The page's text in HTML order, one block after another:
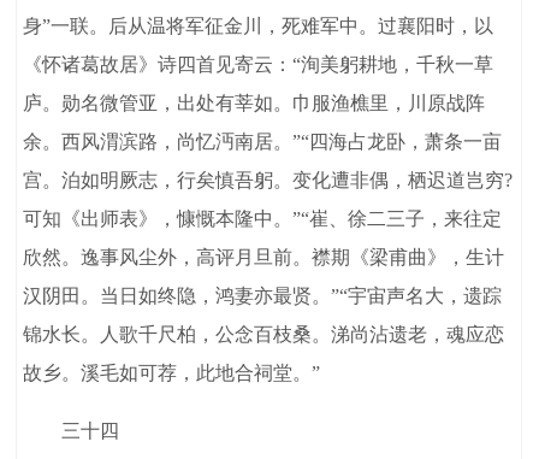
身”一联。后从温将军征金川，死难军中。过襄阳时，以
《怀诸葛故居》诗四首见寄云：“洵美躬耕地，千秋一草
庐。勋名微管亚，出处有莘如。巾服渔樵里，川原战阵
余。西风渭滨路，尚忆沔南居。”“四海占龙卧，萧条一亩
宫。泊如明厥志，行矣慎吾躬。变化遭非偶，栖迟道岂穷?
可知《出师表》，慷慨本隆中。”“崔、徐二三子，来往定
欣然。逸事风尘外，高评月旦前。襟期《梁甫曲》，生计
汉阴田。当日如终隐，鸿妻亦最贤。”“宇宙声名大，遗踪
锦水长。人歌千尺柏，公念百枝桑。涕尚沾遗老，魂应恋
故乡。溪毛如可荐，此地合祠堂。”
三十四